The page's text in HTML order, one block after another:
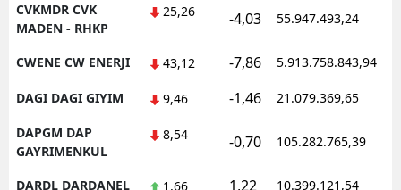
CVKMDR CVK
MADEN - RHKP
25,26 -4,03 55.947.493,24
CWENE CW ENERJI 43,12 -7,86 5.913.758.843,94
DAGI DAGI GIYIM 9,46 -1,46 21.079.369,65
DAPGM DAP
GAYRIMENKUL
8,54 -0,70 105.282.765,39
DARDL DARDANEL 1,66 1,22 10.399.121,54